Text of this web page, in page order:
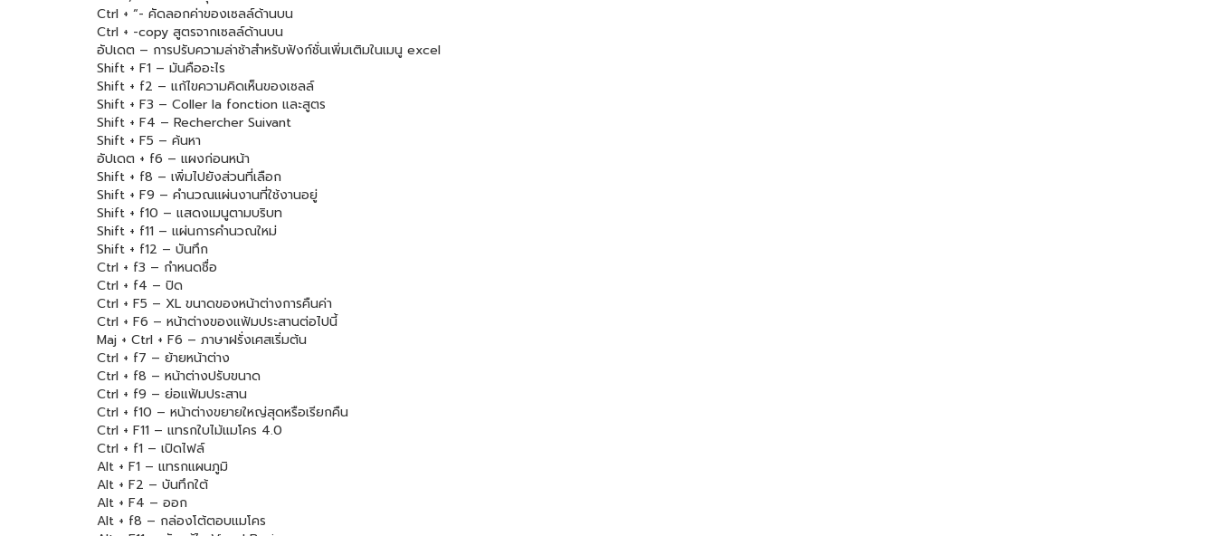
Ctrl + “- คัดลอกค่าของเซลล์ด้านบน
Ctrl + -copy สูตรจากเซลล์ด้านบน
อัปเดต – การปรับความล่าช้าสำหรับฟังก์ชั่นเพิ่มเติมในเมนู excel
Shift + F1 – มันคืออะไร
Shift + f2 – แก้ไขความคิดเห็นของเซลล์
Shift + F3 – Coller la fonction และสูตร
Shift + F4 – Rechercher Suivant
Shift + F5 – ค้นหา
อัปเดต + f6 – แผงก่อนหน้า
Shift + f8 – เพิ่มไปยังส่วนที่เลือก
Shift + F9 – คำนวณแผ่นงานที่ใช้งานอยู่
Shift + f10 – แสดงเมนูตามบริบท
Shift + f11 – แผ่นการคำนวณใหม่
Shift + f12 – บันทึก
Ctrl + f3 – กำหนดชื่อ
Ctrl + f4 – ปิด
Ctrl + F5 – XL ขนาดของหน้าต่างการคืนค่า
Ctrl + F6 – หน้าต่างของแฟ้มประสานต่อไปนี้
Maj + Ctrl + F6 – ภาษาฝรั่งเศสเริ่มต้น
Ctrl + f7 – ย้ายหน้าต่าง
Ctrl + f8 – หน้าต่างปรับขนาด
Ctrl + f9 – ย่อแฟ้มประสาน
Ctrl + f10 – หน้าต่างขยายใหญ่สุดหรือเรียกคืน
Ctrl + F11 – แทรกใบไม้แมโคร 4.0
Ctrl + f1 – เปิดไฟล์
Alt + F1 – แทรกแผนภูมิ
Alt + F2 – บันทึกใต้
Alt + F4 – ออก
Alt + f8 – กล่องโต้ตอบแมโคร